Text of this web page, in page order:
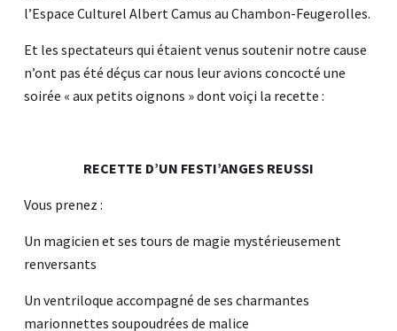
l’Espace Culturel Albert Camus au Chambon-Feugerolles.
Et les spectateurs qui étaient venus soutenir notre cause
n’ont pas été déçus car nous leur avions concocté une
soirée « aux petits oignons » dont voiçi la recette :
RECETTE D’UN FESTI’ANGES REUSSI
Vous prenez :
Un magicien et ses tours de magie mystérieusement
renversants
Un ventriloque accompagné de ses charmantes
marionnettes soupoudrées de malice